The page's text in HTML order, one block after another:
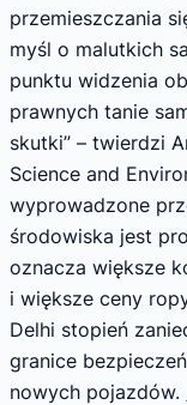
przemieszczania
myśl o malutkich
punktu widzenia
prawnych tanie
skutki” – twierdzi
Science and
wyprowadzone
środowiska jest
oznacza większe
i większe ceny
Delhi stopień
granice
nowych pojazdów.